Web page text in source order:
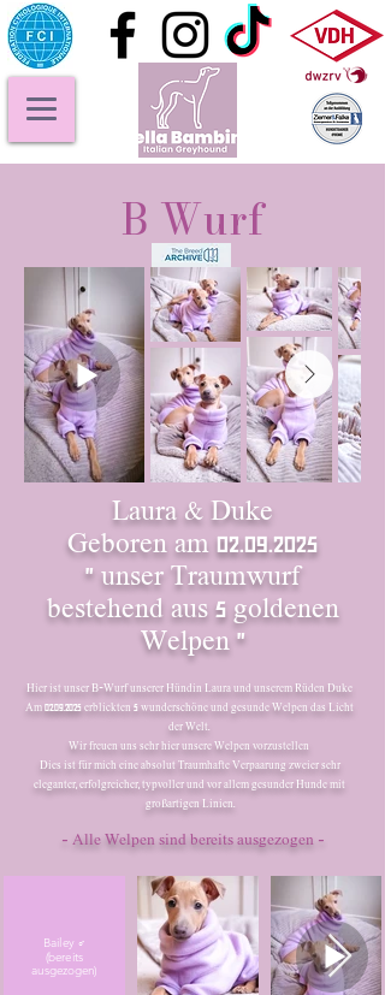
B Wurf
Laura & Duke
​Geboren am 02.09.2025
​" unser Traumwurf
bestehend aus 5 goldenen
Welpen "
Hier ist unser B-Wurf unserer Hündin Laura und unserem Rüden Duke
​Am 02.09.2025 erblickten 5 wunderschöne und gesunde Welpen das Licht
der Welt.
Wir freuen uns sehr hier unsere Welpen vorzustellen
Dies ist für mich eine absolut Traumhafte Verpaarung zweier sehr
eleganter, erfolgreicher, typvoller und vor allem gesunder Hunde mit
großartigen Linien.
- Alle Welpen sind bereits ausgezogen -
Bailey ♂
(bereits
ausgezogen)